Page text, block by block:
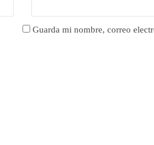
Guarda mi nombre, correo